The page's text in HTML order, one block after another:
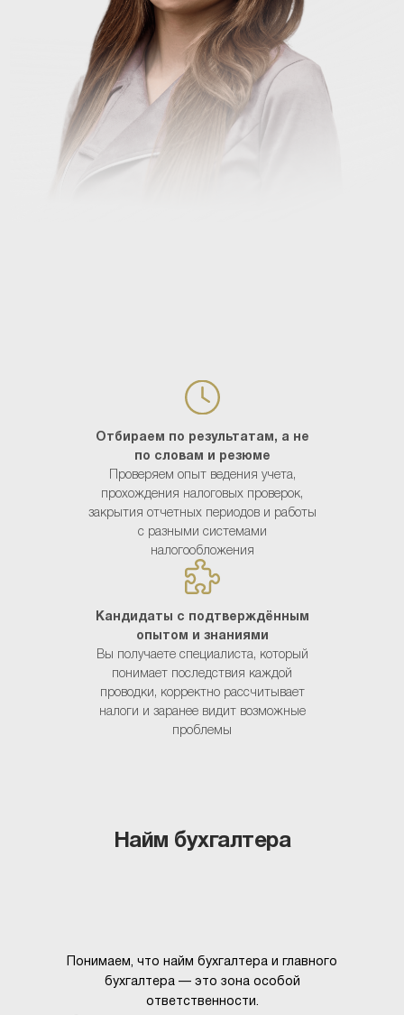
Кандидаты с подтверждённым
опытом и знаниями
Вы получаете специалиста, который
понимает последствия каждой
проводки, корректно рассчитывает
налоги и заранее видит возможные
проблемы
Отбираем по результатам, а не
по словам и резюме
Проверяем опыт ведения учета,
прохождения налоговых проверок,
закрытия отчетных периодов и работы
с разными системами
налогообложения
Найм бухгалтера
Нанимать бухгалтера
с Personal HR
с Personal HR
Понимаем, что найм бухгалтера и главного
бухгалтера — это зона особой
ответственности.